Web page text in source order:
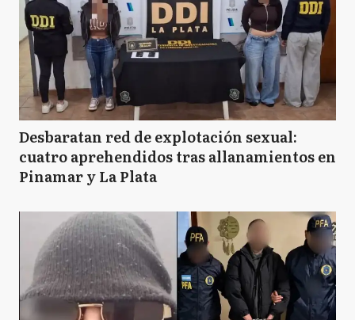
Desbaratan red de explotación sexual:
cuatro aprehendidos tras allanamientos en
Pinamar y La Plata